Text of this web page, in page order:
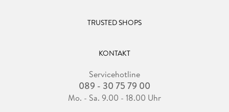
TRUSTED SHOPS
KONTAKT
Servicehotline
089 - 30 75 79 00
Mo. - Sa. 9.00 - 18.00 Uhr